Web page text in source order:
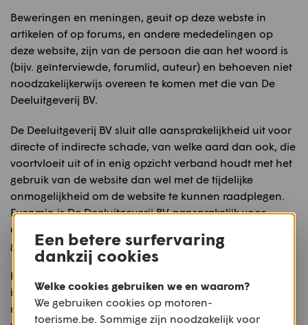
Beweringen en meningen, geuit op deze webste in
artikelen of op forums, en andere mededelingen op
deze website, zijn van de persoon die aan het woord is
(bijv. geïnterviewde, forumlid, auteur) en behoeven niet
noodzakelijkerwijs overeen te komen met die van De
Deeluitgeverij BV.
De Deeluitgeverij BV sluit alle aansprakelijkheid uit voor
directe of indirecte schade, van welke aard dan ook, die
voortvloeit uit of in enig opzicht verband houdt met het
gebruik van de website dan wel met de tijdelijke
onmogelijkheid om de website te kunnen raadplegen.
Evenmin is De Deeluitgeverij BV aansprakelijk voor
directe of indirecte schade die het gevolg is van het
gebruik van informatie die via de website is verkregen.
De website wordt dagelijks voorzien van nieuwe
informatie. Eventuele wijzigingen kunnen te allen tijde
met onmiddellijke ingang en zonder enige kennisgeving
Een betere surfervaring
dankzij cookies
Welke cookies gebruiken we en waarom?
We gebruiken cookies op motoren-
toerisme.be. Sommige zijn noodzakelijk voor